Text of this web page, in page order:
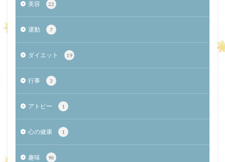
美容 22
運動 7
ダイエット 19
行事 3
アトピー 1
心の健康 1
趣味 96